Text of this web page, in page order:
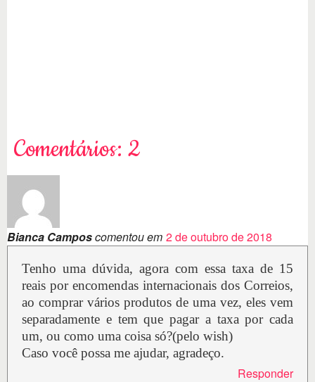
Comentários: 2
Bianca Camposcomentou em 2 de outubro de 2018
Tenho uma dúvida, agora com essa taxa de 15
reais por encomendas internacionais dos Correios,
ao comprar vários produtos de uma vez, eles vem
separadamente e tem que pagar a taxa por cada
um, ou como uma coisa só?(pelo wish)
Caso você possa me ajudar, agradeço.
Responder